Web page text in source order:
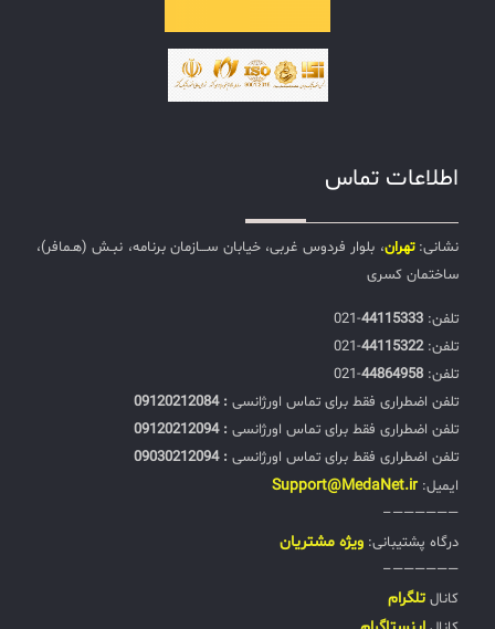
اطلاعات تماس
نشانی:تهران، بلوار فردوس غربی، خیابان ســـازمان برنامه، نبـش (هـمافر)،
ساختمان کسری
تلفن:‌ 44115333
-021
تلفن:‌44115322
-021
تلفن:‌ 44864958
-021
تلفن اضطراری فقط برای تماس اورژانسی : 09120212084
تلفن اضطراری فقط برای تماس اورژانسی : 09120212094
تلفن اضطراری فقط برای تماس اورژانسی : 09030212094
ایمیل: Support@MedaNet.ir
——————–
درگاه پشتیبانی: ويژه مشتریان
——————–
کانال تلگرام